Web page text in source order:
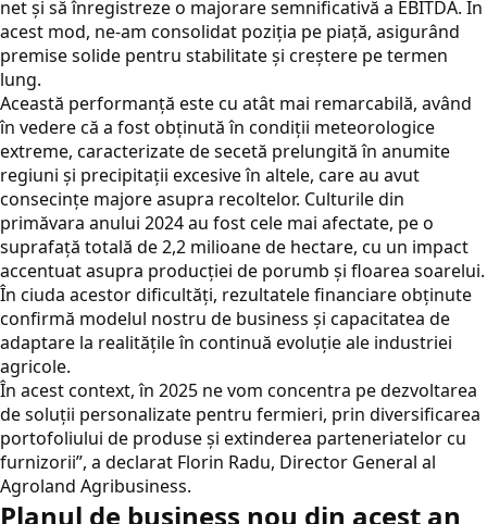
net și să înregistreze o majorare semnificativă a EBITDA. În
acest mod, ne-am consolidat poziția pe piață, asigurând
premise solide pentru stabilitate și creștere pe termen
lung.
Această performanță este cu atât mai remarcabilă, având
în vedere că a fost obținută în condiții meteorologice
extreme, caracterizate de secetă prelungită în anumite
regiuni și precipitații excesive în altele, care au avut
consecințe majore asupra recoltelor. Culturile din
primăvara anului 2024 au fost cele mai afectate, pe o
suprafață totală de 2,2 milioane de hectare, cu un impact
accentuat asupra producției de porumb și floarea soarelui.
În ciuda acestor dificultăți, rezultatele financiare obținute
confirmă modelul nostru de business și capacitatea de
adaptare la realitățile în continuă evoluție ale industriei
agricole.
În acest context, în 2025 ne vom concentra pe dezvoltarea
de soluții personalizate pentru fermieri, prin diversificarea
portofoliului de produse și extinderea parteneriatelor cu
furnizorii”, a declarat Florin Radu, Director General al
Agroland Agribusiness.
Planul de business nou din acest an